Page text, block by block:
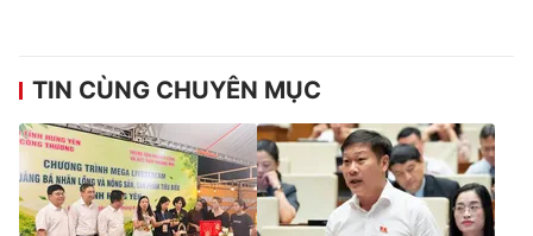
TIN CÙNG CHUYÊN MỤC